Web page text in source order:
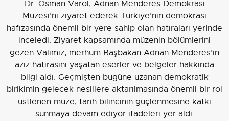
Dr. Osman Varol, Adnan Menderes Demokrasi
Müzesi’ni ziyaret ederek Türkiye’nin demokrasi
hafızasında önemli bir yere sahip olan hatıraları yerinde
inceledi. Ziyaret kapsamında müzenin bölümlerini
gezen Valimiz, merhum Başbakan Adnan Menderes’in
aziz hatırasını yaşatan eserler ve belgeler hakkında
bilgi aldı. Geçmişten bugüne uzanan demokratik
birikimin gelecek nesillere aktarılmasında önemli bir rol
üstlenen müze, tarih bilincinin güçlenmesine katkı
sunmaya devam ediyor ifadeleri yer aldı.